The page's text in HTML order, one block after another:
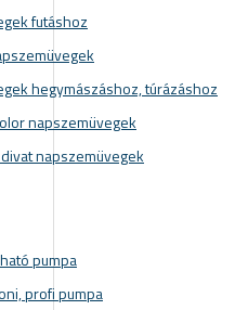
futáshoz
hegymászáshoz, túrázáshoz
napszemüvegek
napszemüvegek
pumpa
profi pumpa